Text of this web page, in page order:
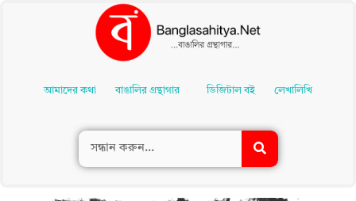
Contentআমাদের কথা বাঙালির গ্রন্থাগার ডিজিটাল বই লেখালিখি